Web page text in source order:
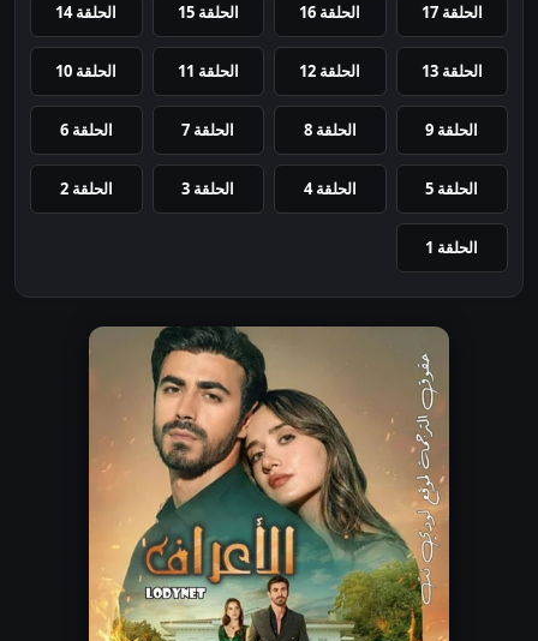
الحلقة 17 الحلقة 16 الحلقة 15 الحلقة 14
الحلقة 13 الحلقة 12 الحلقة 11 الحلقة 10
الحلقة 9 الحلقة 8 الحلقة 7 الحلقة 6
الحلقة 5 الحلقة 4 الحلقة 3 الحلقة 2
الحلقة 1